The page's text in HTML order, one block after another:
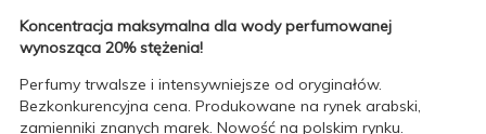
Koncentracja maksymalna dla wody perfumowanej
wynosząca 20% stężenia!
Perfumy trwalsze i intensywniejsze od oryginałów.
Bezkonkurencyjna cena. Produkowane na rynek arabski,
zamienniki znanych marek. Nowość na polskim rynku.